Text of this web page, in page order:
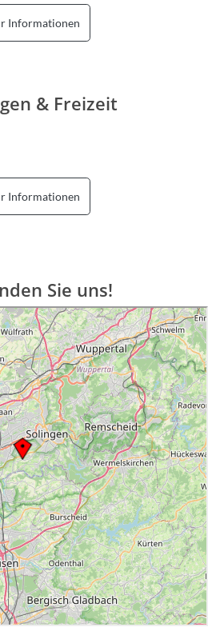
Informationen
& Freizeit
Informationen
Sie uns!